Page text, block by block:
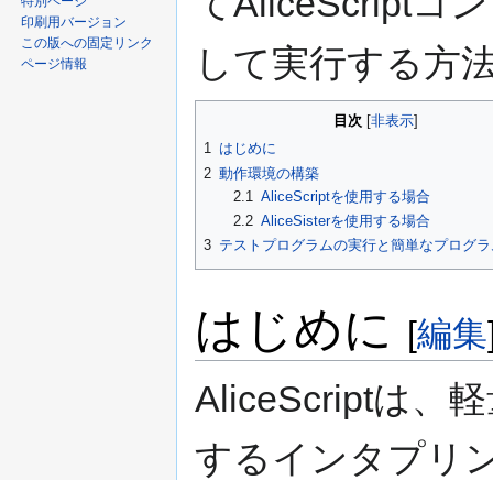
して実行する方
目次
1 はじめに
2 動作環境の構築
2.1
AliceScriptを使用する場合
2.2 AliceSisterを使用する場合
3 テストプログラムの実行と簡単なプログ
はじめに [編集
AliceScriptは、
するインタプリ
印刷用バージョン
この版への固定リンク
ページ情報